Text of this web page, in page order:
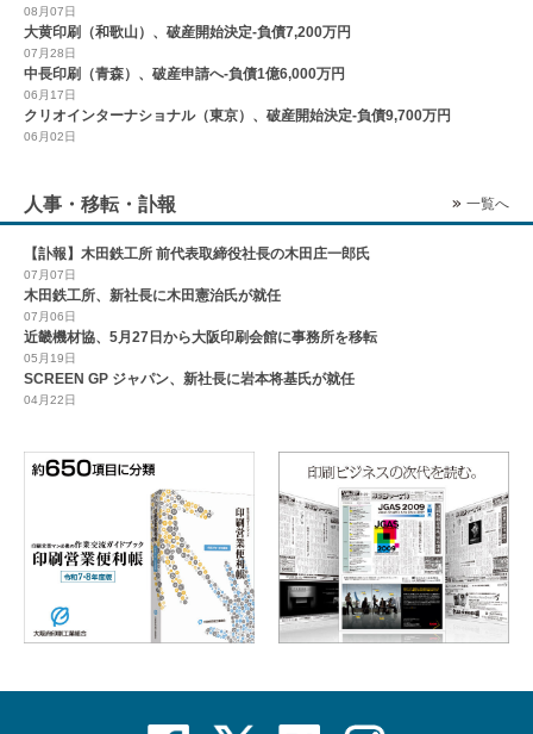
08月07日
大黄印刷（和歌山）、破産開始決定-負債7,200万円
07月28日
中長印刷（青森）、破産申請へ-負債1億6,000万円
06月17日
クリオインターナショナル（東京）、破産開始決定-負債9,700万円
06月02日
人事・移転・訃報 一覧へ
【訃報】木田鉄工所 前代表取締役社長の木田庄一郎氏
07月07日
木田鉄工所、新社長に木田憲治氏が就任
07月06日
近畿機材協、5月27日から大阪印刷会館に事務所を移転
05月19日
SCREEN GP ジャパン、新社長に岩本将基氏が就任
04月22日